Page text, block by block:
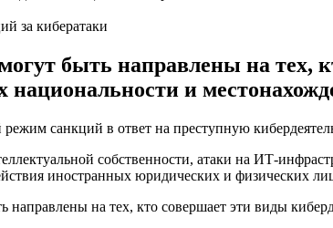
за кибератаки
быть направлены на тех,
национальности и
санкций в ответ на преступную
собственности, атаки на ИТ-
иностранных юридических и физических
на тех, кто совершает эти виды